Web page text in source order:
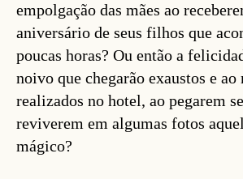
empolgação das mães ao
aniversário de seus filhos que
poucas horas? Ou então a
noivo que chegarão exaustos e
realizados no hotel, ao pegarem
reviverem em algumas fotos
mágico?